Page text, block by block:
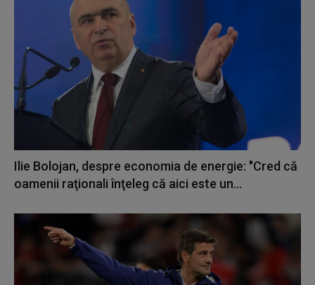
Ilie Bolojan, despre economia de energie: "Cred că
oamenii raţionali înţeleg că aici este un...